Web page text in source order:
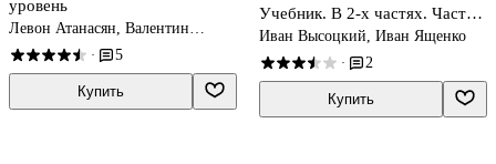
уровень
Левон Атанасян, Валентин
Бутузов, Сергей Кадомцев
· 5
Купить
Учебник. В 2-х частях. Часть
1. Базовый уровень
Иван Высоцкий, Иван Ященко
· 2
Купить